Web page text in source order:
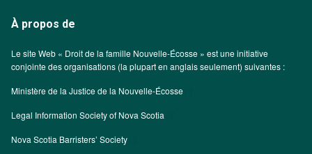
À propos de
Le site Web « Droit de la famille Nouvelle-Écosse » est une initiative
conjointe des organisations (la plupart en anglais seulement) suivantes :
Ministère de la Justice de la Nouvelle-Écosse
Legal Information Society of Nova Scotia
Nova Scotia Barristers’ Society